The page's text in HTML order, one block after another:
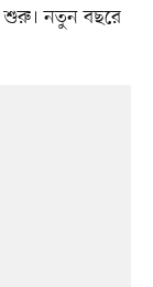
শুরু। নতুন বছরে